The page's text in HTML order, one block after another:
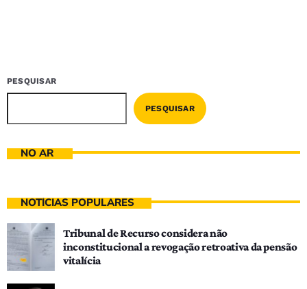
PESQUISAR
PESQUISAR
NO AR
NOTÍCIAS POPULARES
Tribunal de Recurso considera não
inconstitucional a revogação retroativa da pensão
vitalícia